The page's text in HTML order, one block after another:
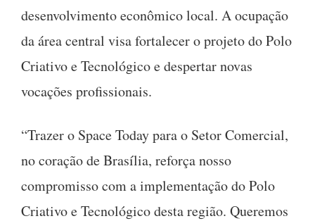
desenvolvimento econômico local. A ocupação
da área central visa fortalecer o projeto do Polo
Criativo e Tecnológico e despertar novas
vocações profissionais.
“Trazer o Space Today para o Setor Comercial,
no coração de Brasília, reforça nosso
compromisso com a implementação do Polo
Criativo e Tecnológico desta região. Queremos